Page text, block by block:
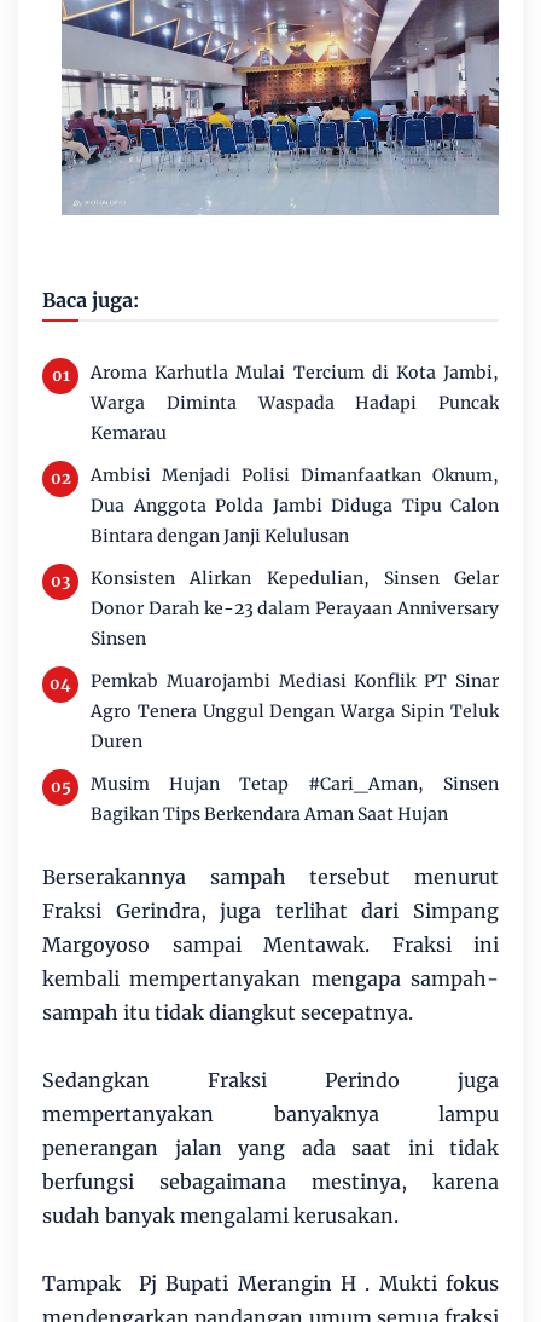
Baca juga:
Aroma Karhutla Mulai Tercium di Kota Jambi,
Warga Diminta Waspada Hadapi Puncak
Kemarau
Ambisi Menjadi Polisi Dimanfaatkan Oknum,
Dua Anggota Polda Jambi Diduga Tipu Calon
Bintara dengan Janji Kelulusan
Konsisten Alirkan Kepedulian, Sinsen Gelar
Donor Darah ke-23 dalam Perayaan Anniversary
Sinsen
Pemkab Muarojambi Mediasi Konflik PT Sinar
Agro Tenera Unggul Dengan Warga Sipin Teluk
Duren
Musim Hujan Tetap #Cari_Aman, Sinsen
Bagikan Tips Berkendara Aman Saat Hujan
Berserakannya sampah tersebut menurut
Fraksi Gerindra, juga terlihat dari Simpang
Margoyoso sampai Mentawak. Fraksi ini
kembali mempertanyakan mengapa sampah-
sampah itu tidak diangkut secepatnya.
Sedangkan Fraksi Perindo juga
mempertanyakan banyaknya lampu
penerangan jalan yang ada saat ini tidak
berfungsi sebagaimana mestinya, karena
sudah banyak mengalami kerusakan.
Tampak Pj Bupati Merangin H . Mukti fokus
mendengarkan pandangan umum semua fraksi